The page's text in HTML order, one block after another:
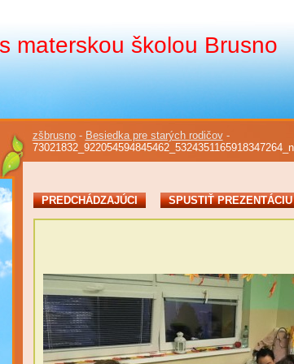
materskou školou Brusno
zšbrusno - Besiedka pre starých rodičov -
PREDCHÁDZAJÚCI SPUSTIŤ PREZENTÁCIU